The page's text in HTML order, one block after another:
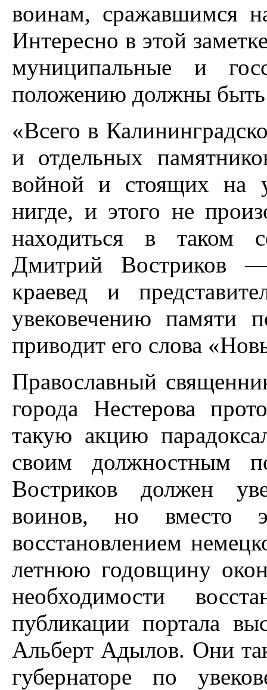
воинам, сражавшимся
Интересно в этой
муниципальные и
положению должны быть
«Всего в
и отдельных
войной и стоящих на
нигде, и этого не
находиться в таком
Дмитрий Востриков —
краевед и
увековечению памяти
приводит его слова
Православный
города Нестерова
такую акцию
своим должностным
Востриков должен
воинов, но вместо
восстановлением
летнюю годовщину
необходимости
публикации портала
Альберт Адылов. Они
губернаторе по